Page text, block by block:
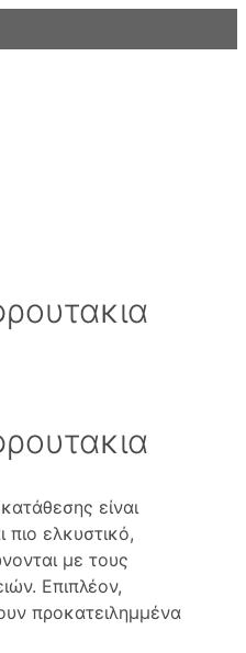
είναι
ελκυστικό,
με τους
Επιπλέον,
προκατειλημμένα